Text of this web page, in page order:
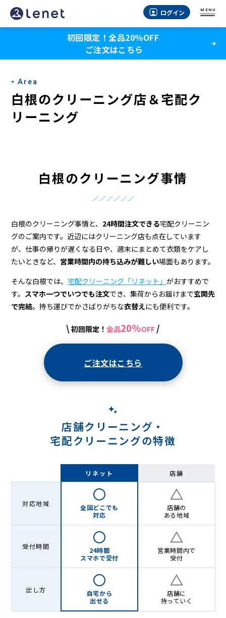
白
根
ク
リ
ー
配
ク
リ
ー
ニ
ログイン MENU
初回限定！全品20％OFF
ご注文はこちら
Area
白根のクリーニング店＆宅配ク
リーニング
白根のクリーニング事情
白根のクリーニング事情と、 24時間注文できる宅配クリーニン
グのご案内です。近辺にはクリーニング店も点在しています
が、仕事の帰りが遅くなる日や、週末にまとめて衣類をケアし
たいときなど、 営業時間内の持ち込みが難しい場面もあります。
そんな白根では、 宅配クリーニング「リネット」 がおすすめで
す。 スマホ一つでいつでも注文でき、集荷からお届けまで玄関先
で完結。持ち運びでかさばりがちな衣替えにも便利です。
\ 初回限定！ 全品20%OFF /
ご注文はこちら
店舗クリーニング・
宅配クリーニングの特徴
リネット 店舗
対応地域
全国どこでも
対応
店舗の
ある地域
受付時間
24時間
スマホで受付
営業時間内で
受付
出し方
自宅から
出せる
店舗に
持っていく